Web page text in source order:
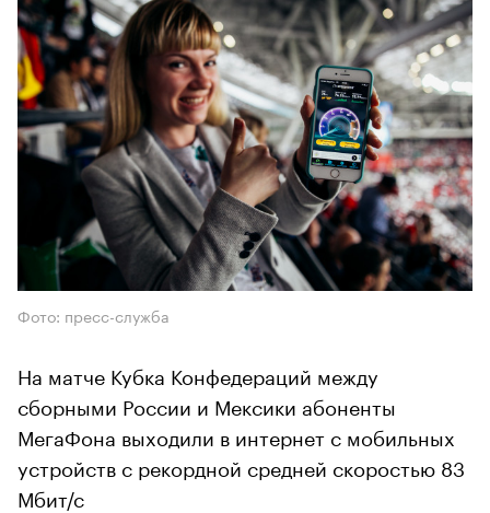
Фото: пресс-служба
На матче Кубка Конфедераций между
сборными России и Мексики абоненты
МегаФона выходили в интернет с мобильных
устройств с рекордной средней скоростью 83
Мбит/с